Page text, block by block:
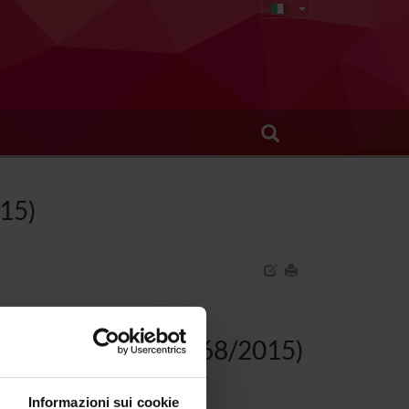
Informazioni sui cookie
Infantile (D.I. 68/2015)